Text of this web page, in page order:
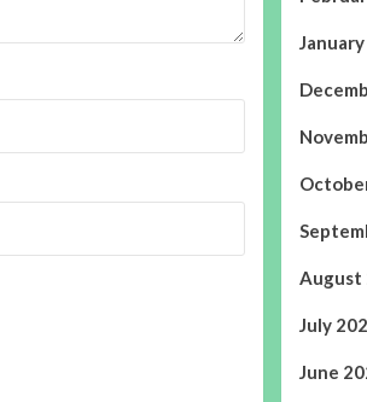
August
July
June